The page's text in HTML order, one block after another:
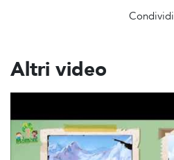
Condividi
Altri video